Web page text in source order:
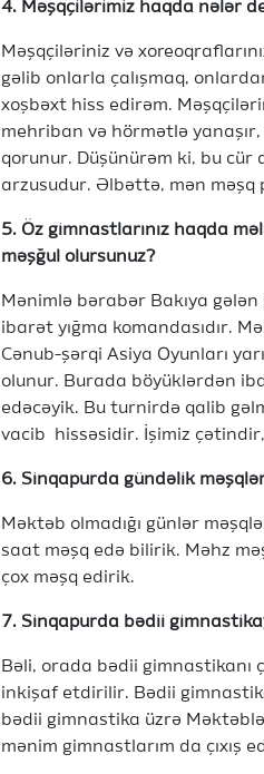
4. Məşqçilərimiz haqda nələr
Məşqçiləriniz və
gəlib onlarla çalışmaq,
xoşbəxt hiss edirəm.
mehriban və hörmətlə
qorunur. Düşünürəm ki, bu cür
arzusudur. Əlbəttə, mən məşq
5. Öz gimnastlarınız haqda
məşğul olursunuz?
Mənimlə bərabər Bakıya
ibarət yığma komandasıdır.
Cənub-şərqi Asiya Oyunları
olunur. Burada böyüklərdən
edəcəyik. Bu turnirdə qalib
vacib hissəsidir. İşimiz
6. Sinqapurda gündəlik
Məktəb olmadığı günlər
saat məşq edə bilirik. Məhz
çox məşq edirik.
7. Sinqapurda bədii
Bəli, orada bədii gimnastikanı
inkişaf etdirilir. Bədii
bədii gimnastika üzrə
mənim gimnastlarım da çıxış